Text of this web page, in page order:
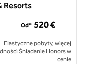
Resorts
Od* 520 €
Elastyczne pobyty, więcej
Śniadanie Honors w
cenie